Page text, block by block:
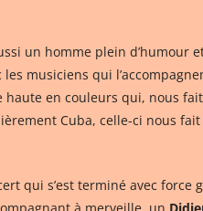
un homme plein
les musiciens qui
haute en couleurs qui, nous
Cuba, celle-ci nous
qui s’est terminé avec force